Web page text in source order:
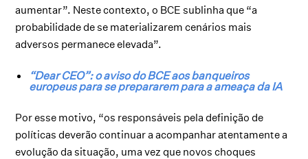
aumentar”. Neste contexto, o BCE sublinha que “a
probabilidade de se materializarem cenários mais
adversos permanece elevada”.
“Dear CEO”: o aviso do BCE aos banqueiros
europeus para se prepararem para a ameaça da IA
Por esse motivo, “os responsáveis pela definição de
políticas deverão continuar a acompanhar atentamente a
evolução da situação, uma vez que novos choques